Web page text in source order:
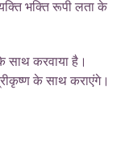
भक्ति रूपी लता के
साथ करवाया है।
के साथ कराएंगे।